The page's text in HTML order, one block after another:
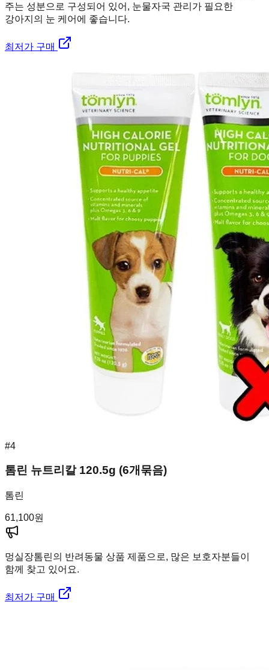
주는 성분으로 구성되어 있어, 눈물자국 관리가 필요한
강아지의 눈 케어에 좋습니다.
최저가 구매
#4
톰린 뉴트리칼 120.5g (6개묶음)
톰린
61,100원
멍실장톰린의 반려동물 상품 제품으로, 많은 보호자분들이
함께 찾고 있어요.
최저가 구매